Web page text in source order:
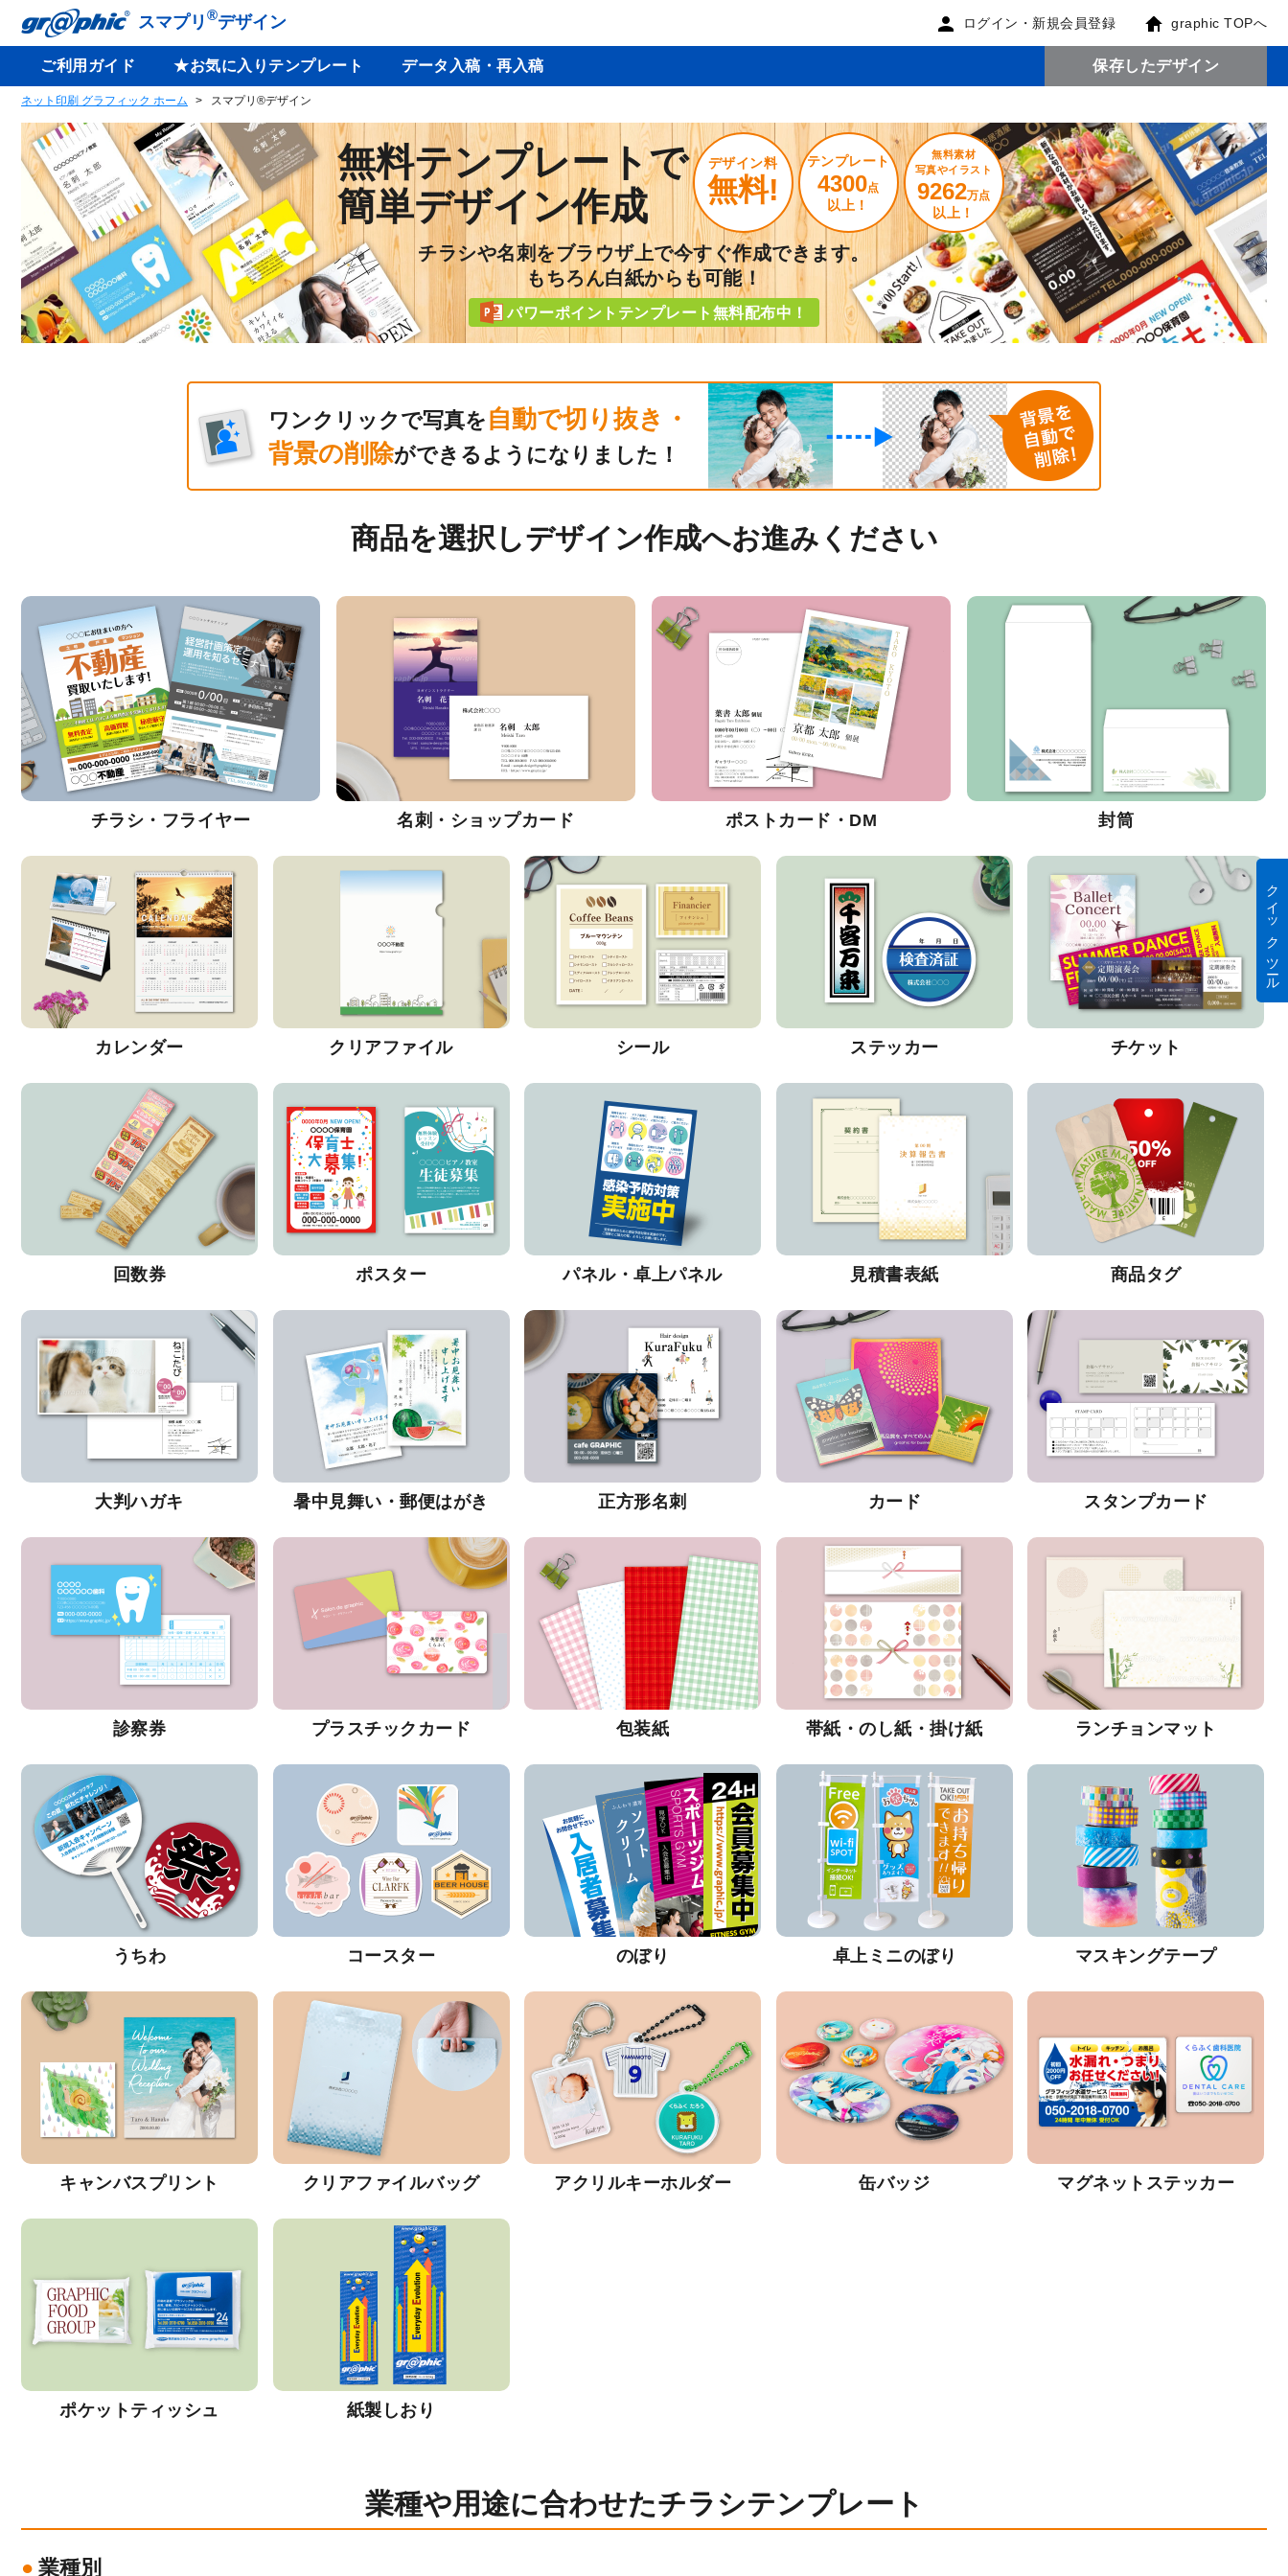
スマプリ ®デザイン ログイン・新規会員登録 graphic TOPへ
ご利用ガイド ★お気に入りテンプレート データ入稿・再入稿 保存したデザイン
ネット印刷 グラフィック ホーム スマプリ®デザイン
無料テンプレートで
簡単デザイン作成
デザイン料
無料!
テンプレート
4300点
以上！
無料素材
写真やイラスト
9262万点
以上！
チラシや名刺をブラウザ上で今すぐ作成できます。
もちろん白紙からも可能！
パワーポイントテンプレート無料配布中！
ワンクリックで写真を 自動で切り抜き・
背景の削除ができるようになりました！
商品を選択しデザイン作成へお進みください
チラシ・フライヤー 名刺・ショップカード ポストカード・DM 封筒
カレンダー クリアファイル シール ステッカー チケット
回数券 ポスター パネル・卓上パネル 見積書表紙 商品タグ
大判ハガキ 暑中見舞い・郵便はがき 正方形名刺 カード スタンプカード
診察券 プラスチックカード 包装紙 帯紙・のし紙・掛け紙 ランチョンマット
うちわ コースター のぼり 卓上ミニのぼり マスキングテープ
キャンバスプリント クリアファイルバッグ アクリルキーホルダー 缶バッジ マグネットステッカー
ポケットティッシュ 紙製しおり
業種や用途に合わせたチラシテンプレート
業種別
クイック ツール